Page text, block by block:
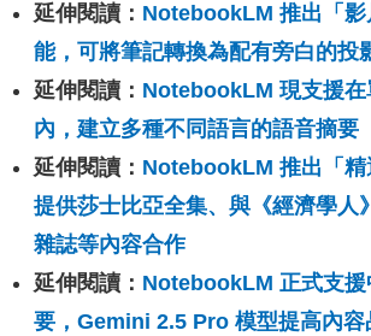
延伸閱讀： NotebookLM 推出「影
能，可將筆記轉換為配有旁白的投
延伸閱讀： NotebookLM 現支援在
內，建立多種不同語言的語音摘要
延伸閱讀： NotebookLM 推出「精
提供莎士比亞全集、與《經濟學人
雜誌等內容合作
延伸閱讀： NotebookLM 正式支援
要，Gemini 2.5 Pro 模型提高內容